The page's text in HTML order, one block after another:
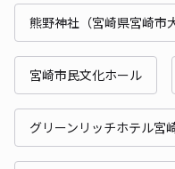
熊野神社（宮崎県宮崎市
宮崎市民文化ホール
グリーンリッチホテル宮